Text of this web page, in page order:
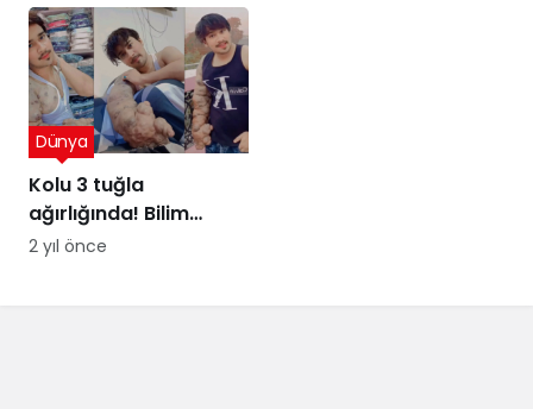
Kolu 3 tuğla
ağırlığında! Bilim
insanları şaşkın
Dünya
2 yıl önce